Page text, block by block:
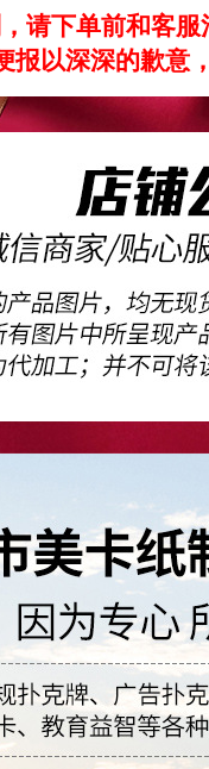
下单前和客服
报以深深的歉意